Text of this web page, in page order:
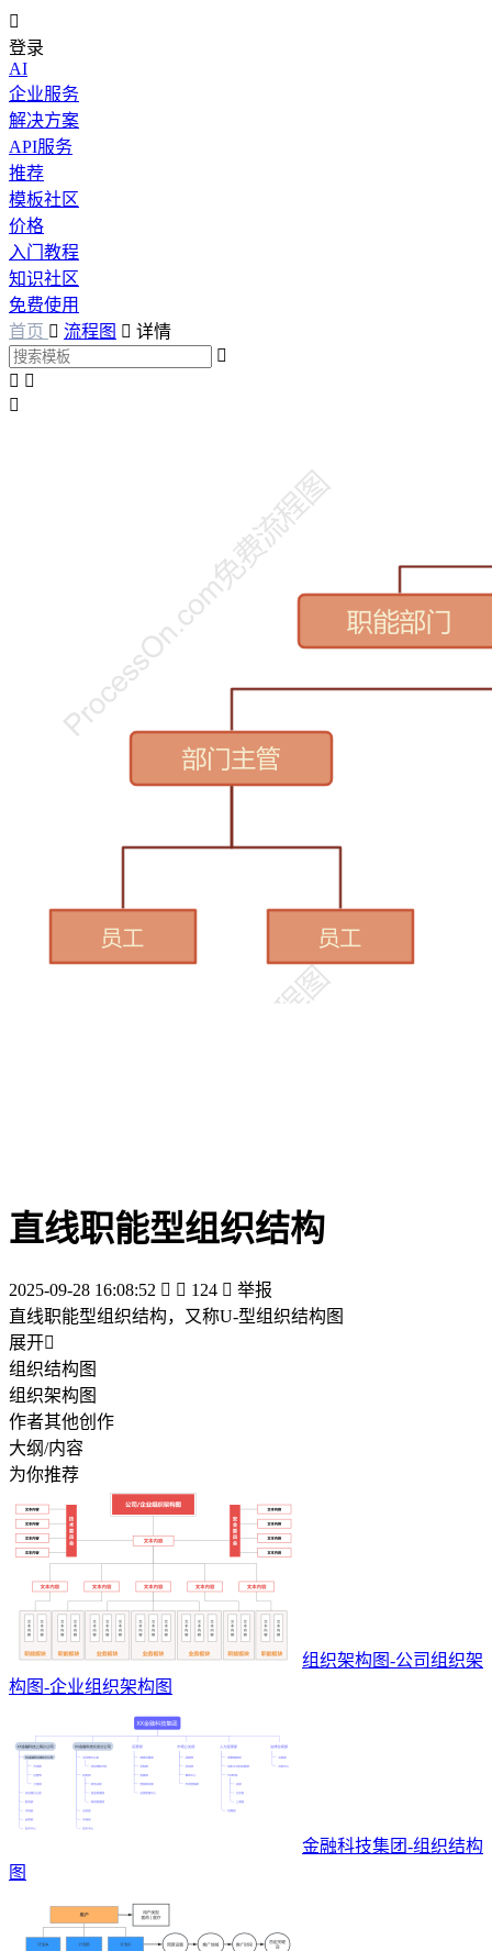

登录
AI
企业服务
解决方案
API服务
推荐
模板社区
价格
入门教程
知识社区
免费使用
首页  流程图  详情

 

直线职能型组织结构
2025-09-28 16:08:52   124  举报
直线职能型组织结构，又称U-型组织结构图
展开
组织结构图
组织架构图
作者其他创作
大纲/内容
为你推荐
组织架构图-公司组织架
构图-企业组织架构图
金融科技集团-组织结构
图